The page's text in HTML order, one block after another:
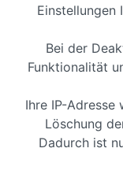
Einstellungen
Bei der
Funktionalität
Ihre IP-
Löschung
Dadurch ist